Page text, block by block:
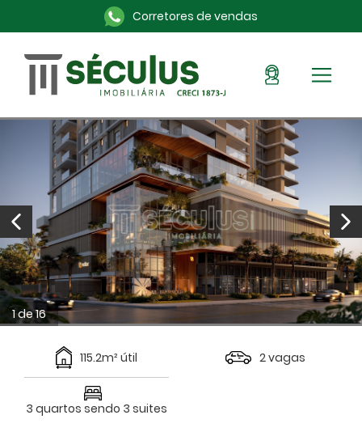
Corretores de vendas
Sou Cliente
Pronto para morar
Imóveis na planta
Alugue aqui
Blog
Anuncie seu imóvel
Sobre a Séculus
Contato
1 de 16
115.2m² útil 2 vagas
3 quartos sendo 3 suites